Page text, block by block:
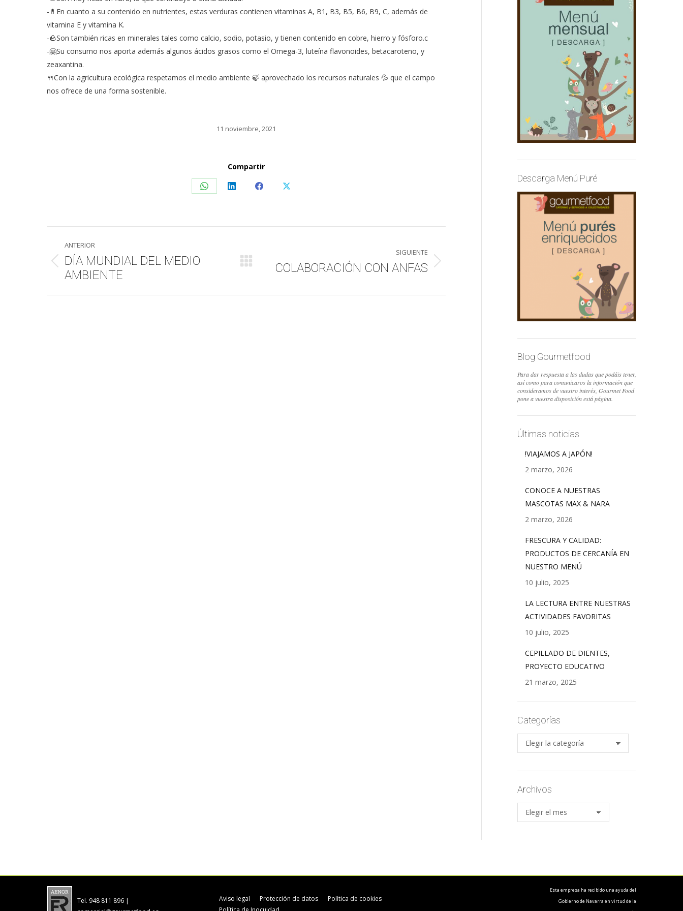
-💊En cuanto a su contenido en nutrientes, estas verduras contienen vitaminas A, B1, B3, B5, B6, B9, C, además de
vitamina E y vitamina K.
-🪨Son también ricas en minerales tales como calcio, sodio, potasio, y tienen contenido en cobre, hierro y fósforo.c
-🤗Su consumo nos aporta además algunos ácidos grasos como el Omega-3, luteína flavonoides, betacaroteno, y
zeaxantina.
🍴Con la agricultura ecológica respetamos el medio ambiente 🍃 aprovechado los recursos naturales 💦 que el campo
nos ofrece de una forma sostenible.
11 noviembre, 2021
Compartir
Share
WhatsApp
Share
LinkedIn
Share
Facebook
Share
X
Navegación
entre
publicaciones
ANTERIOR
Publicación
anterior:
DÍA MUNDIAL DEL MEDIO
AMBIENTE
SIGUIENTE
Publicación
COLABORACIÓN CON ANFAS
Descarga Menú Puré
Blog Gourmetfood
Para dar respuesta a las dudas que podáis tener,
así como para comunicaros la información que
consideramos de vuestro interés, Gourmet Food
pone a vuestra disposición está página.
Últimas noticias
!VIAJAMOS A JAPÓN!
2 marzo, 2026
CONOCE A NUESTRAS
MASCOTAS MAX & NARA
2 marzo, 2026
FRESCURA Y CALIDAD:
PRODUCTOS DE CERCANÍA EN
NUESTRO MENÚ
10 julio, 2025
LA LECTURA ENTRE NUESTRAS
ACTIVIDADES FAVORITAS
10 julio, 2025
CEPILLADO DE DIENTES,
PROYECTO EDUCATIVO
21 marzo, 2025
Categorías
Categorías
Archivos
Archivos
Tel. 948 811 896 |
Aviso legal Protección de datos
Política de cookies
Esta empresa ha recibido una ayuda del
Gobierno de Navarra en virtud de la